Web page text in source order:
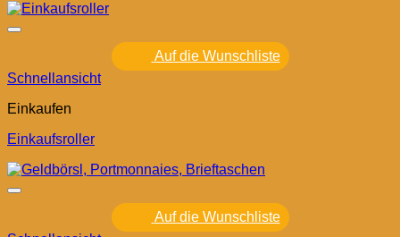
Auf die Wunschliste
Schnellansicht
Einkaufen
Einkaufsroller
Auf die Wunschliste